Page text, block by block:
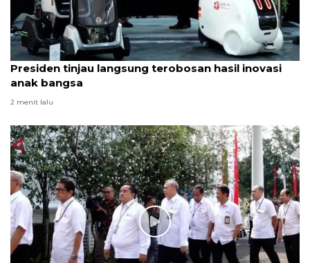
Presiden tinjau langsung terobosan hasil inovasi
anak bangsa
2 menit lalu